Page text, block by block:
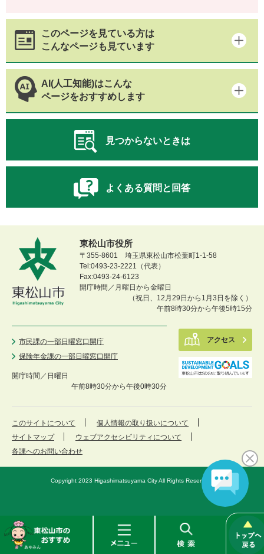
松
このページを見ている方は
こんなページも見ています
AI(人工知能)はこんな
ページをおすすめします
見つからないときは
よくある質問と回答
東松山市役所
〒355-8601 埼玉県東松山市松葉町1-1-58
Tel:0493-23-2221（代表）
Fax:0493-24-6123
開庁時間／月曜日から金曜日
（祝日、12月29日から1月3日を除く）
午前8時30分から午後5時15分
市民課の一部日曜窓口開庁
保険年金課の一部日曜窓口開庁
開庁時間／ 日曜日
午前8時30分から午後0時30分
アクセス
このサイトについて
個人情報の取り扱いについて
サイトマップ
ウェブアクセシビリティについて
各課へのお問い合わせ
Copyright 2023 Higashimatsuyama City All Rights Reserved.